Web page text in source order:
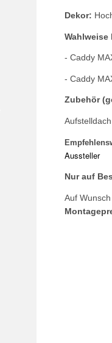
Dekor:
- Caddy
- Caddy
Zubehör
Aussteller
Nur auf
Auf